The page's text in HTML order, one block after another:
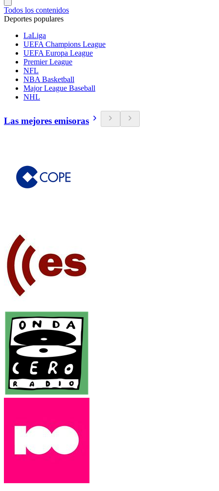
Todos los contenidos
Deportes populares
LaLiga
UEFA Champions League
UEFA Europa League
Premier League
NFL
NBA Basketball
Major League Baseball
NHL
Las mejores emisoras